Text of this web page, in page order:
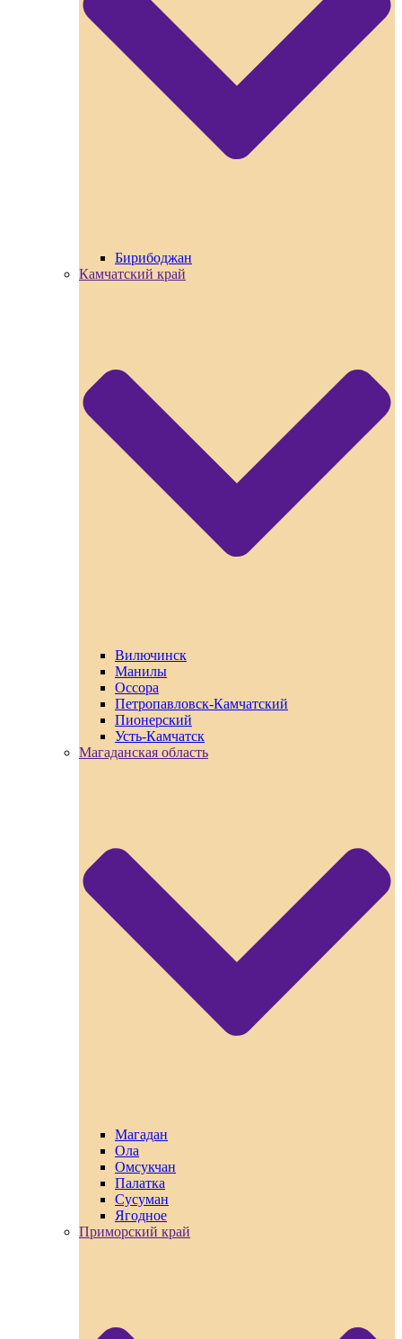
Бирибоджан
Камчатский край
Вилючинск
Манилы
Оссора
Петропавловск-Камчатский
Пионерский
Усть-Камчатск
Магаданская область
Магадан
Ола
Омсукчан
Палатка
Сусуман
Ягодное
Приморский край